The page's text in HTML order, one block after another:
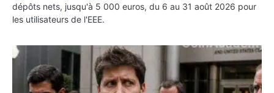
dépôts nets, jusqu'à 5 000 euros, du 6 au 31 août 2026 pour
les utilisateurs de l'EEE.
OpenAI demande le rejet de la plainte d’Apple et